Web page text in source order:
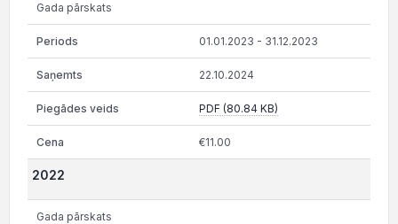
Gada pārskats
01.01.2023 - 31.12.2023
22.10.2024
PDF (80.84 KB)
€11.00
2022
Gada pārskats